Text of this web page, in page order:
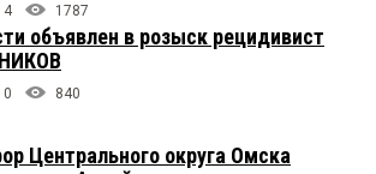
4 1787
объявлен в розыск рецидивист
0 840
Центрального округа Омска